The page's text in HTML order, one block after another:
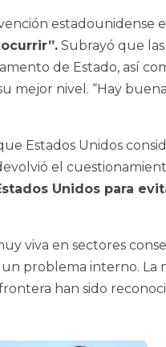
estadounidense
ocurrir”. Subrayó que
de Estado, así
mejor nivel. “Hay
Estados Unidos
el
Unidos para
viva en sectores
problema interno. La
han sido